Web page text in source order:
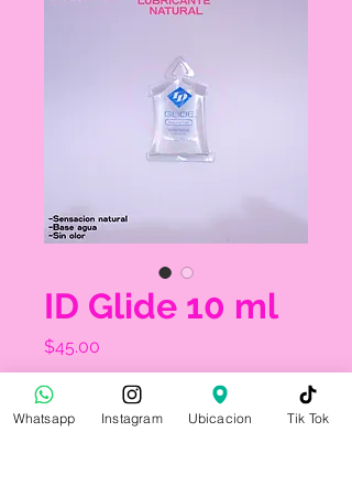
ID Glide 10 ml
$45.00
Cantidad
Whatsapp Instagram Ubicacion Tik Tok